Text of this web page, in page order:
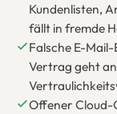
Kundenlisten,
fällt in fremde
Falsche E-
Vertrag geht
Offener Cloud-